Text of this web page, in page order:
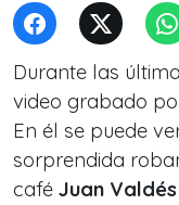
Durante las
video grabado
En él se puede
sorprendida
café Juan Valdés